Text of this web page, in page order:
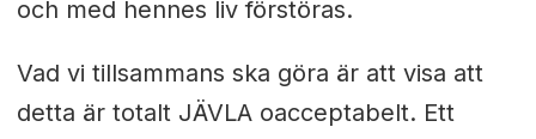
och med hennes liv förstöras.
Vad vi tillsammans ska göra är att visa att
detta är totalt JÄVLA oacceptabelt. Ett